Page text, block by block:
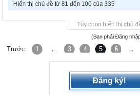
Hiển thị chủ đề từ 81 đến 100 của 335
Tùy chọn hiển thị chủ
(Bạn phải Đăng
Trước 1 ← 3 4 5 6 7
→
Đăng ký!